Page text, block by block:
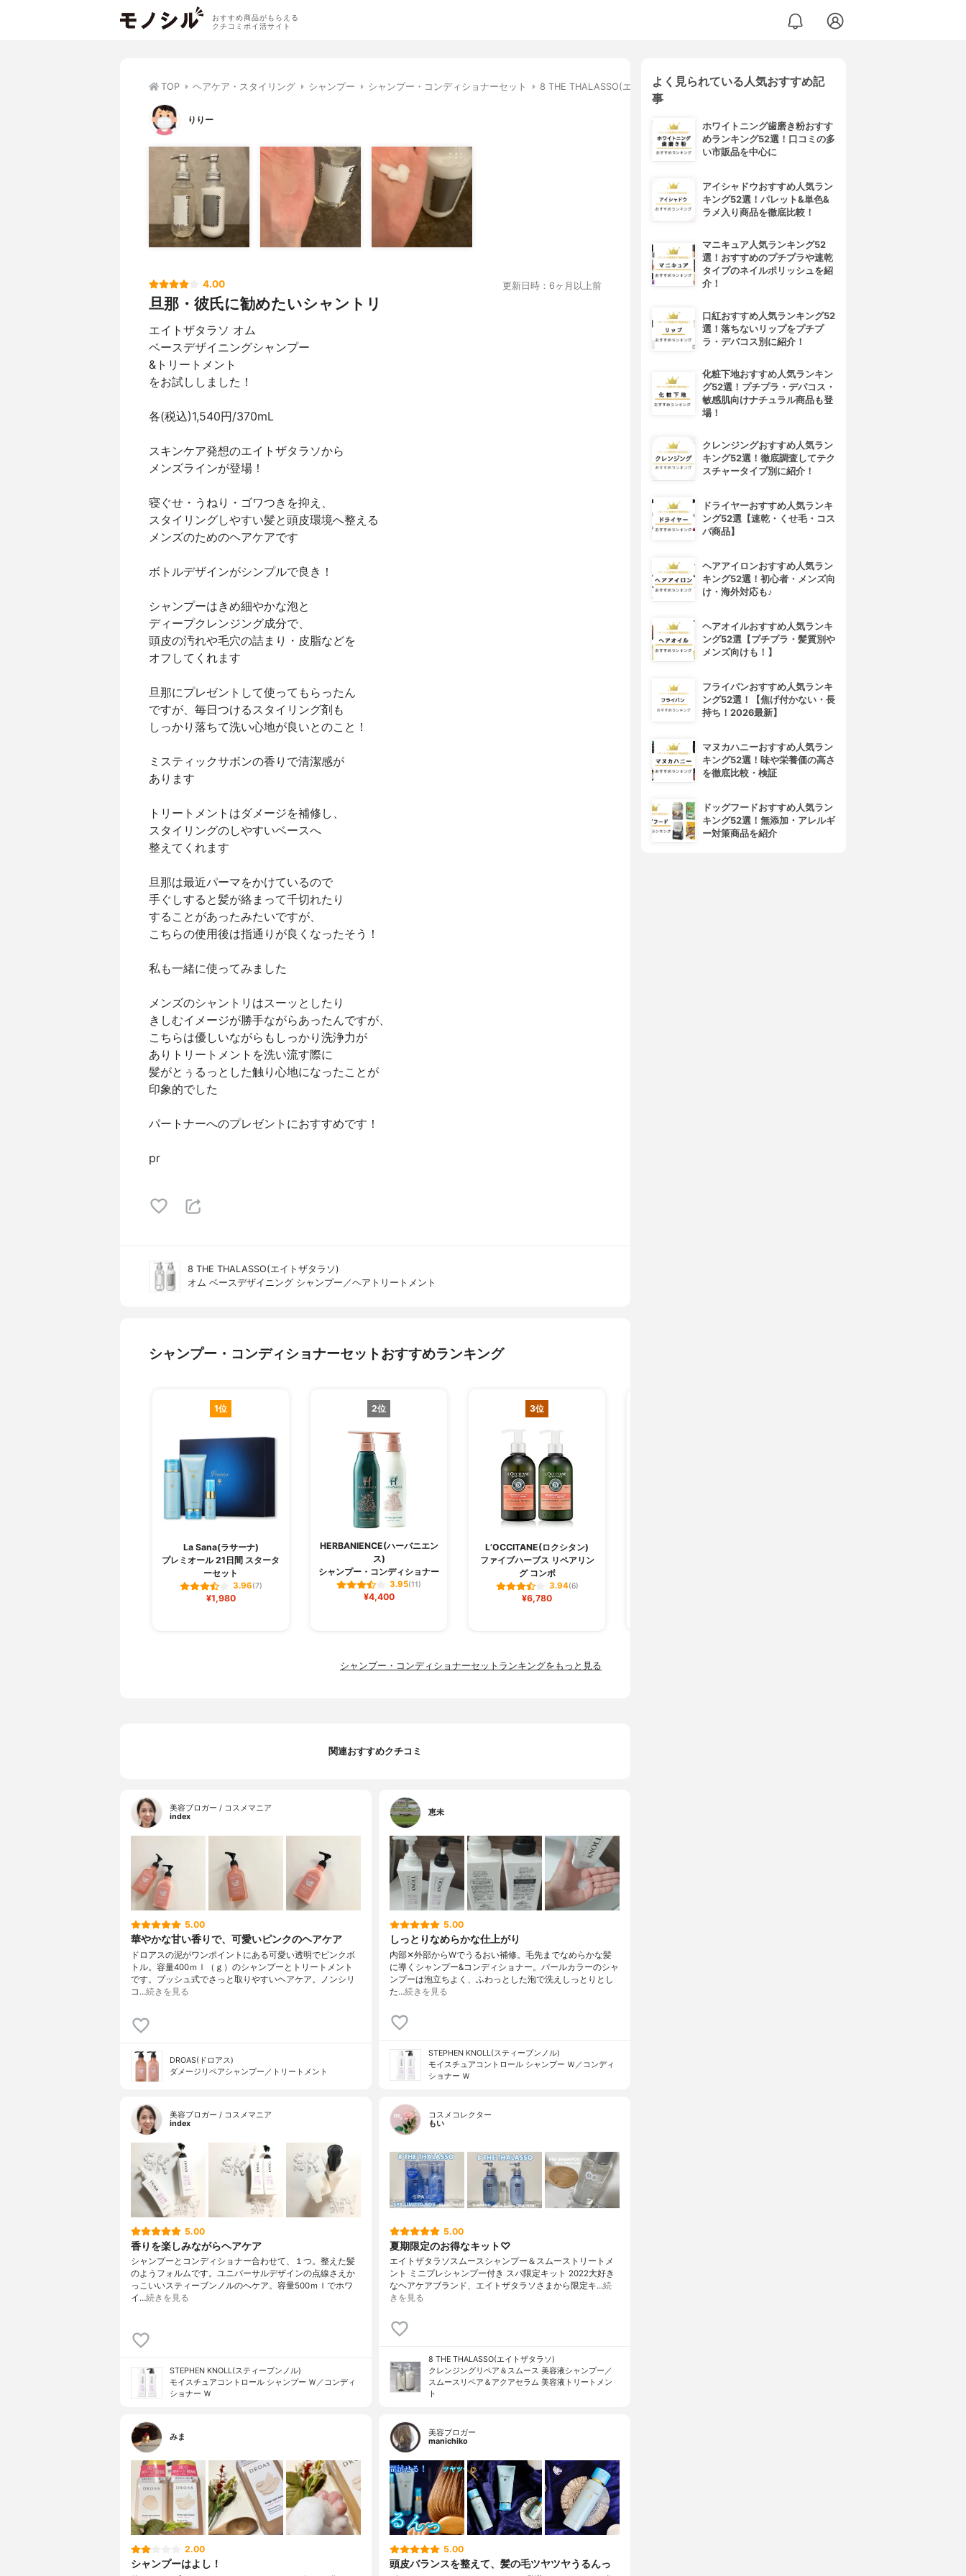
おすすめ商品がもらえる
クチコミポイ活サイト
TOP ヘアケア・スタイリング シャンプー シャンプー・コンディショナーセット 8 THE THALASSO(エイトザタラソ) オム ベースデザイニング シャンプー／ヘアトリートメント
りりー
4.00 更新日時：6ヶ月以上前
旦那・彼氏に勧めたいシャントリ
エイトザタラソ オム
ベースデザイニングシャンプー
&トリートメント
をお試ししました！
各(税込)1,540円/370mL
スキンケア発想のエイトザタラソから
メンズラインが登場！
寝ぐせ・うねり・ゴワつきを抑え、
スタイリングしやすい髪と頭皮環境へ整える
メンズのためのヘアケアです
ボトルデザインがシンプルで良き！
シャンプーはきめ細やかな泡と
ディープクレンジング成分で、
頭皮の汚れや毛穴の詰まり・皮脂などを
オフしてくれます
旦那にプレゼントして使ってもらったん
ですが、毎日つけるスタイリング剤も
しっかり落ちて洗い心地が良いとのこと！
ミスティックサボンの香りで清潔感が
あります
トリートメントはダメージを補修し、
スタイリングのしやすいベースへ
整えてくれます
旦那は最近パーマをかけているので
手ぐしすると髪が絡まって千切れたり
することがあったみたいですが、
こちらの使用後は指通りが良くなったそう！
私も一緒に使ってみました
メンズのシャントリはスーッとしたり
きしむイメージが勝手ながらあったんですが、
こちらは優しいながらもしっかり洗浄力が
ありトリートメントを洗い流す際に
髪がとぅるっとした触り心地になったことが
印象的でした
パートナーへのプレゼントにおすすめです！
pr
8 THE THALASSO(エイトザタラソ)
オム ベースデザイニング シャンプー／ヘアトリートメント
シャンプー・コンディショナーセットおすすめランキング
1位
La Sana(ラサーナ)
プレミオール 21日間 スタータ
ーセット
3.96(7)
¥1,980
2位
HERBANIENCE(ハーバニエン
ス)
シャンプー・コンディショナー
3.95(11)
¥4,400
3位
L’OCCITANE(ロクシタン)
ファイブハーブス リペアリン
グ コンボ
3.94(6)
¥6,780
シャンプー・コンディショナーセットランキングをもっと見る
関連おすすめクチコミ
美容ブロガー / コスメマニア
index
5.00
華やかな甘い香りで、可愛いピンクのヘアケア
ドロアスの泥がワンポイントにある可愛い透明でピンクボ
トル。容量400ｍｌ（ｇ）のシャンプーとトリートメント
です。プッシュ式でさっと取りやすいヘアケア。ノンシリ
コ…続きを見る
DROAS(ドロアス)
ダメージリペアシャンプー／トリートメント
恵未
5.00
しっとりなめらかな仕上がり
内部✕外部からWでうるおい補修。毛先までなめらかな髪
に導くシャンプー&コンディショナー。パールカラーのシャ
ンプーは泡立ちよく、ふわっとした泡で洗えしっとりとし
た…続きを見る
STEPHEN KNOLL(スティーブンノル)
モイスチュアコントロール シャンプー Ｗ／コンディ
ショナー Ｗ
美容ブロガー / コスメマニア
index
5.00
香りを楽しみながらヘアケア
シャンプーとコンディショナー合わせて、１つ。整えた髪
のようフォルムです。ユニバーサルデザインの点線さえか
っこいいスティーブンノルのへケア。容量500ｍｌでホワ
イ…続きを見る
STEPHEN KNOLL(スティーブンノル)
モイスチュアコントロール シャンプー Ｗ／コンディ
ショナー Ｗ
コスメコレクター
もい
5.00
夏期限定のお得なキット♡
エイトザタラソスムースシャンプー＆スムーストリートメ
ント ミニプレシャンプー付き スパ限定キット 2022大好き
なヘアケアブランド、エイトザタラソさまから限定キ…続
きを見る
8 THE THALASSO(エイトザタラソ)
クレンジングリペア＆スムース 美容液シャンプー／
スムースリペア＆アクアセラム 美容液トリートメン
ト
みま
2.00
シャンプーはよし！
美容ブロガー
manichiko
5.00
頭皮バランスを整えて、髪の毛ツヤツヤうるんっ
よく見られている人気おすすめ記
事
ホワイトニング歯磨き粉おすす
めランキング52選！口コミの多
い市販品を中心に
アイシャドウおすすめ人気ラン
キング52選！パレット&単色&
ラメ入り商品を徹底比較！
マニキュア人気ランキング52
選！おすすめのプチプラや速乾
タイプのネイルポリッシュを紹
介！
口紅おすすめ人気ランキング52
選！落ちないリップをプチプ
ラ・デパコス別に紹介！
化粧下地おすすめ人気ランキン
グ52選！プチプラ・デパコス・
敏感肌向けナチュラル商品も登
場！
クレンジングおすすめ人気ラン
キング52選！徹底調査してテク
スチャータイプ別に紹介！
ドライヤーおすすめ人気ランキ
ング52選【速乾・くせ毛・コス
パ商品】
ヘアアイロンおすすめ人気ラン
キング52選！初心者・メンズ向
け・海外対応も♪
ヘアオイルおすすめ人気ランキ
ング52選【プチプラ・髪質別や
メンズ向けも！】
フライパンおすすめ人気ランキ
ング52選！【焦げ付かない・長
持ち！2026最新】
マヌカハニーおすすめ人気ラン
キング52選！味や栄養価の高さ
を徹底比較・検証
ドッグフードおすすめ人気ラン
キング52選！無添加・アレルギ
ー対策商品を紹介